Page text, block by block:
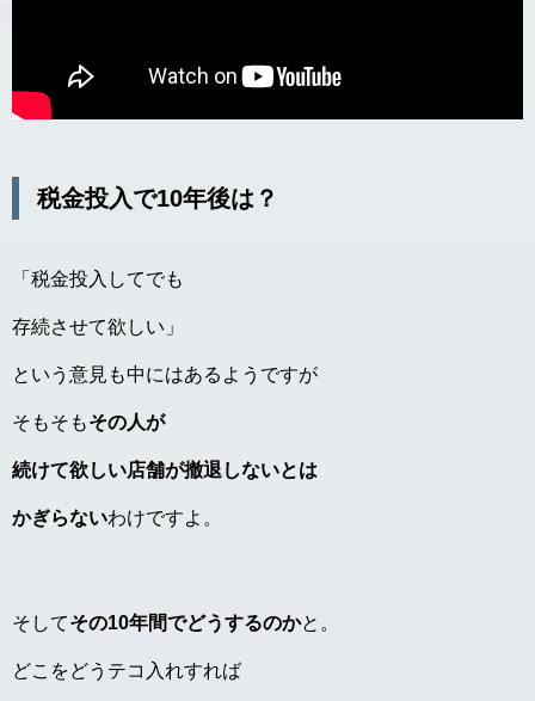
税金投入で10年後は？
「税金投入してでも
存続させて欲しい」
という意見も中にはあるようですが
そもそもその人が
続けて欲しい店舗が撤退しないとは
かぎらないわけですよ。
そしてその10年間でどうするのかと。
どこをどうテコ入れすれば